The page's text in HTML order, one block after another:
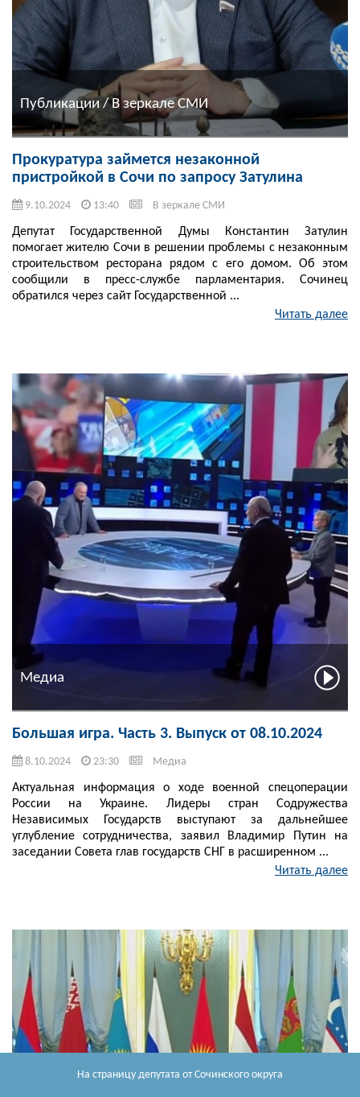
На страницу депутата от Сочинского округа
Публикации / В зеркале СМИ
Прокуратура займется незаконной
пристройкой в Сочи по запросу Затулина
9.10.2024 13:40 В зеркале СМИ
Депутат Государственной Думы Константин Затулин
помогает жителю Сочи в решении проблемы с незаконным
строительством ресторана рядом с его домом. Об этом
сообщили в пресс-службе парламентария. Сочинец
обратился через сайт Государственной ...
Читать далее
Медиа
Большая игра. Часть 3. Выпуск от 08.10.2024
8.10.2024 23:30 Медиа
Актуальная информация о ходе военной спецоперации
России на Украине. Лидеры стран Содружества
Независимых Государств выступают за дальнейшее
углубление сотрудничества, заявил Владимир Путин на
заседании Совета глав государств СНГ в расширенном ...
Читать далее